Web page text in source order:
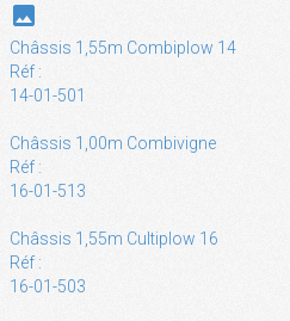
photo
Châssis 1,55m Combiplow 14
Réf :
14-01-501
Châssis 1,00m Combivigne
Réf :
16-01-513
Châssis 1,55m Cultiplow 16
Réf :
16-01-503